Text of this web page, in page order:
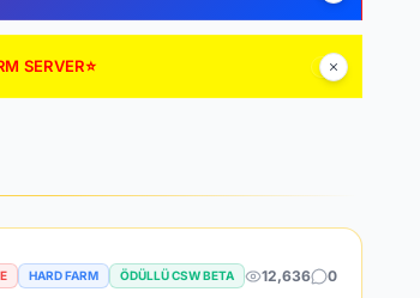
SERVER⭐
HARD FARM ÖDÜLLÜ CSW BETA 12,636 0